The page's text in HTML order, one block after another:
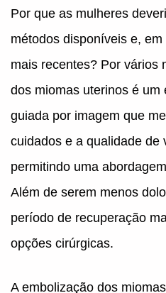
Por que as mulheres
métodos disponíveis e,
mais recentes? Por vários
dos miomas uterinos é um
guiada por imagem que
cuidados e a qualidade de
permitindo uma
Além de serem menos
período de recuperação
opções cirúrgicas.
A embolização dos